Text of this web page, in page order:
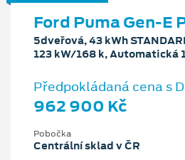
Ford Puma Gen-E
5dveřová, 43 kWh
123 kW/168 k, Automatická
Předpokládaná cena s
962 900 Kč
Pobočka
Centrální sklad v ČR